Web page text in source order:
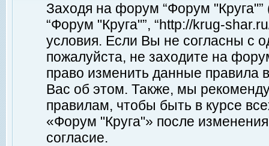
Заходя на форум “Форум
“Форум "Круга"”, “http://krug-
условия. Если Вы не согласны с
пожалуйста, не заходите на
право изменить данные правила
Вас об этом. Также, мы
правилам, чтобы быть в курсе
«Форум "Круга"» после
согласие.